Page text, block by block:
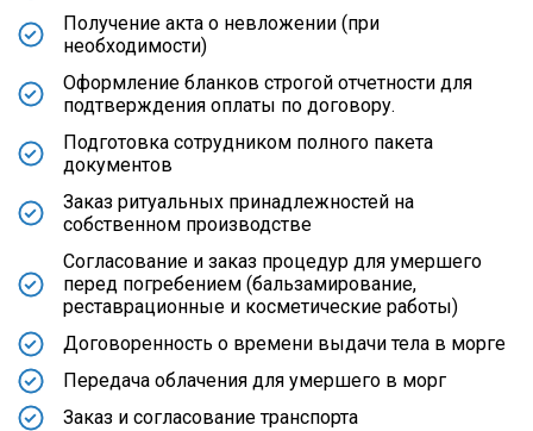
Получение акта о невложении (при
необходимости)
Оформление бланков строгой отчетности для
подтверждения оплаты по договору.
Подготовка сотрудником полного пакета
документов
Заказ ритуальных принадлежностей на
собственном производстве
Согласование и заказ процедур для умершего
перед погребением (бальзамирование,
реставрационные и косметические работы)
Договоренность о времени выдачи тела в морге
Передача облачения для умершего в морг
Заказ и согласование транспорта